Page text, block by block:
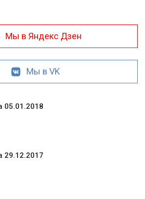
Мы в Яндекс Дзен
Мы в VK
05.01.2018
29.12.2017